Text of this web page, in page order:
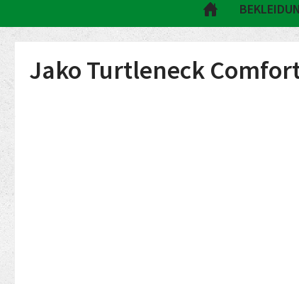
Jako Turtleneck